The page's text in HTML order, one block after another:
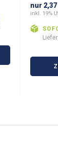
nur
inkl. 19%